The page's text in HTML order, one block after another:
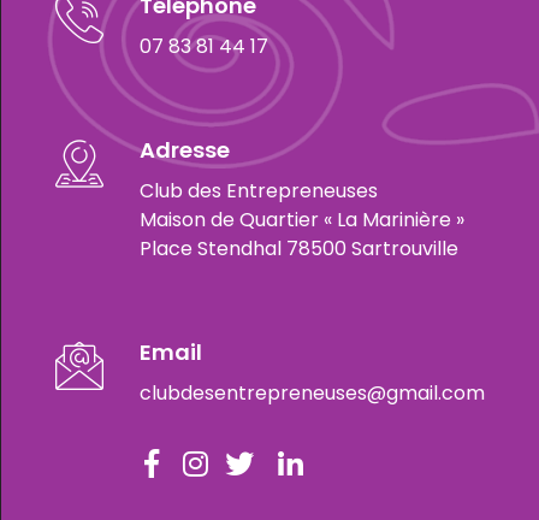
07 83 81 44 17
Adresse
Club des Entrepreneuses
Maison de Quartier « La Marinière »
Place Stendhal 78500 Sartrouville
Email
clubdesentrepreneuses@gmail.com